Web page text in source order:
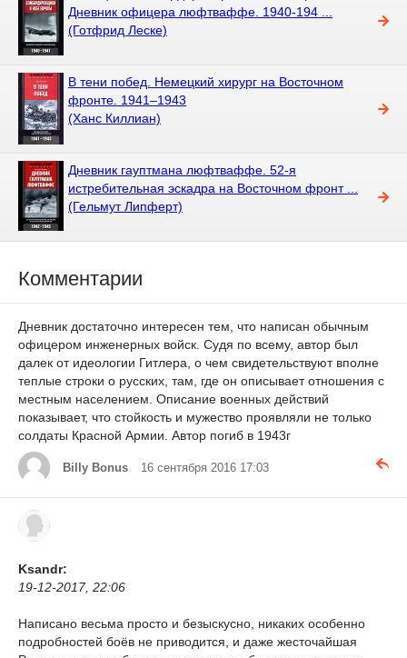
Дневник офицера люфтваффе. 1940-194 ...
(Готфрид Леске)
В тени побед. Немецкий хирург на Восточном
фронте. 1941–1943
(Ханс Киллиан)
Дневник гауптмана люфтваффе. 52-я
истребительная эскадра на Восточном фронт ...
(Гельмут Липферт)
Комментарии
Дневник достаточно интересен тем, что написан обычным
офицером инженерных войск. Судя по всему, автор был
далек от идеологии Гитлера, о чем свидетельствуют вполне
теплые строки о русских, там, где он описывает отношения с
местным населением. Описание военных действий
показывает, что стойкость и мужество проявляли не только
солдаты Красной Армии. Автор погиб в 1943г
Billy Bonus 16 сентября 2016 17:03
Ksandr:
19-12-2017, 22:06
Написано весьма просто и безыскусно, никаких особенно
подробностей боёв не приводится, и даже жесточайшая